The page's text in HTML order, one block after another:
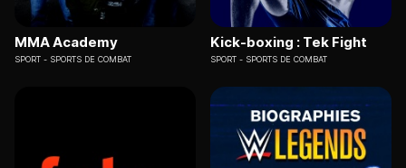
MMA Academy
SPORT SPORTS DE COMBAT
Kick-boxing : Tek Fight
SPORT SPORTS DE COMBAT